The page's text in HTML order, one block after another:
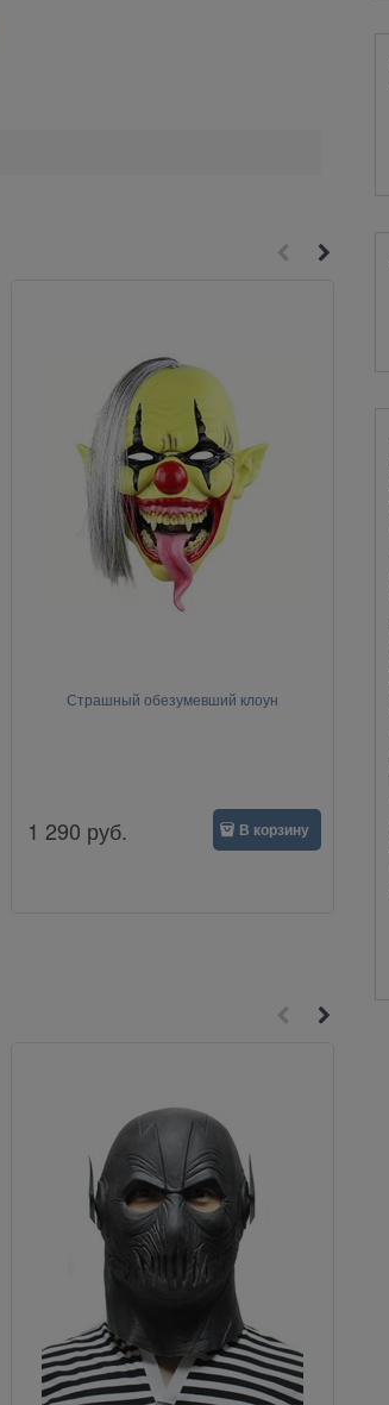
Страшный обезумевший клоун
1 290 руб. В корзину